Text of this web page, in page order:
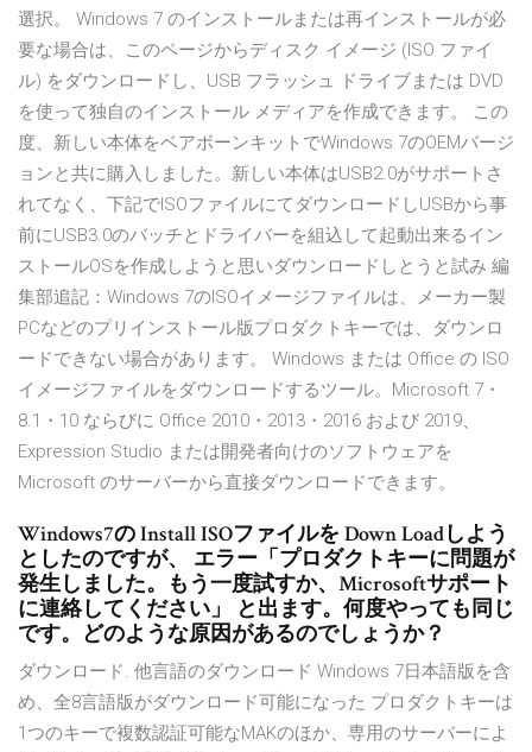
選択。 Windows 7 のインストールまたは再インストールが必
要な場合は、このページからディスク イメージ (ISO ファイ
ル) をダウンロードし、USB フラッシュ ドライブまたは DVD
を使って独自のインストール メディアを作成できます。 この
度、新しい本体をベアボーンキットでWindows 7のOEMバージ
ョンと共に購入しました。新しい本体はUSB2.0がサポートさ
れてなく、下記でISOファイルにてダウンロードしUSBから事
前にUSB3.0のバッチとドライバーを組込して起動出来るイン
ストールOSを作成しようと思いダウンロードしとうと試み 編
集部追記：Windows 7のISOイメージファイルは、メーカー製
PCなどのプリインストール版プロダクトキーでは、ダウンロ
ードできない場合があります。 Windows または Office の ISO
イメージファイルをダウンロードするツール。Microsoft 7・
8.1・10 ならびに Office 2010・2013・2016 および 2019、
Expression Studio または開発者向けのソフトウェアを
Microsoft のサーバーから直接ダウンロードできます。
Windows7の Install ISOファイルを Down Loadしよう
としたのですが、 エラー「プロダクトキーに問題が
発生しました。もう一度試すか、Microsoftサポート
に連絡してください」 と出ます。何度やっても同じ
です。どのような原因があるのでしょうか？
ダウンロード. 他言語のダウンロード Windows 7日本語版を含
め、全8言語版がダウンロード可能になった プロダクトキーは
1つのキーで複数認証可能なMAKのほか、専用のサーバーによ